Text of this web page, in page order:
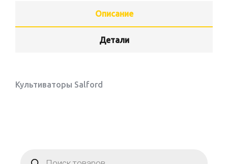
Описание
Детали
Культиваторы Salford